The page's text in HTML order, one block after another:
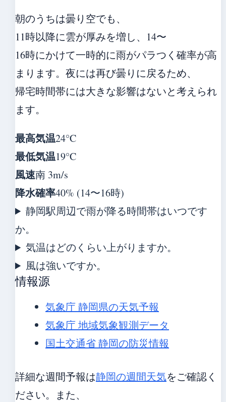
朝のうちは曇り空でも、
11時以降に雲が厚みを増し、14〜
16時にかけて一時的に雨がパラつく確率が高
まります。夜には再び曇りに戻るため、
帰宅時間帯には大きな影響はないと考えられ
ます。
最高気温24°C
最低気温19°C
風速南 3m/s
降水確率40% (14〜16時)
静岡駅周辺で雨が降る時間帯はいつです
か。
気温はどのくらい上がりますか。
風は強いですか。
情報源
気象庁 静岡県の天気予報
気象庁 地域気象観測データ
国土交通省 静岡の防災情報
詳細な週間予報は静岡の週間天気をご確認く
ださい。また、